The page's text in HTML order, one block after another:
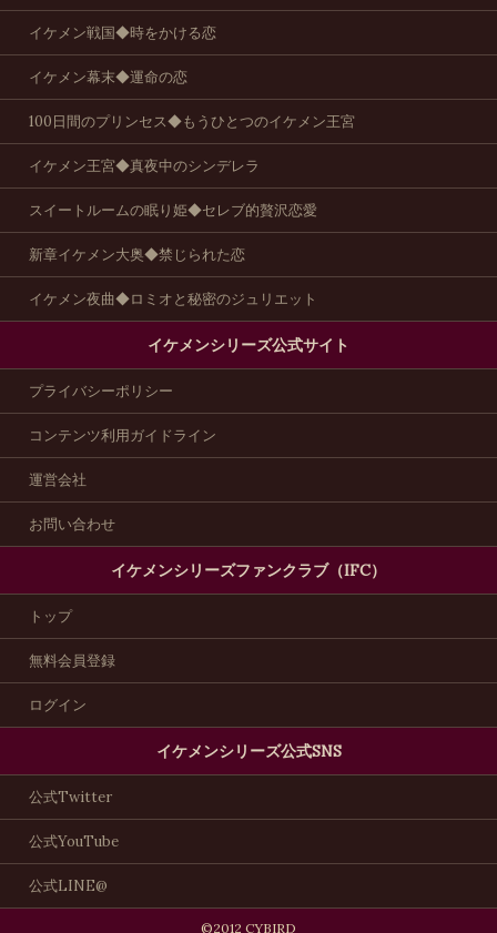
イケメン戦国◆時をかける恋
イケメン幕末◆運命の恋
100日間のプリンセス◆もうひとつのイケメン王宮
イケメン王宮◆真夜中のシンデレラ
スイートルームの眠り姫◆セレブ的贅沢恋愛
新章イケメン大奥◆禁じられた恋
イケメン夜曲◆ロミオと秘密のジュリエット
イケメンシリーズ公式サイト
プライバシーポリシー
コンテンツ利用ガイドライン
運営会社
お問い合わせ
イケメンシリーズファンクラブ（IFC）
トップ
無料会員登録
ログイン
イケメンシリーズ公式SNS
公式Twitter
公式YouTube
公式LINE@
©2012 CYBIRD